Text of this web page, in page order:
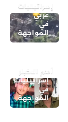
إسرائيليات
عربي
في
المواجهة
أهم الاخبار
إسرائيليات
في
المواجهة